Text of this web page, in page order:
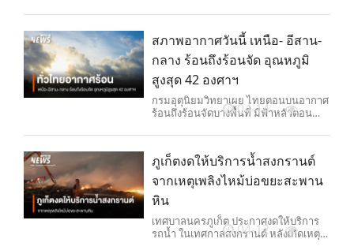
และผส
สภาพอากาศวันนี้ เหนือ- อีสาน-
กลาง ร้อนถึงร้อนจัด อุณหภูมิ
สูงสุด 42 องศาฯ
กรมอุตุนิยมวิทยาเผย ไทยตอนบนอากาศ
ร้อนถึงร้อนจัดบางพื้นที่ มีฟ้าหลัวตอน
สูงสุด 41-42 องศาเซลเซียส ขณะที่ภาคใต้
ร้อนตอนกลางวันและมีฝนฟ้าคะนองบาง
แห่ง ส่วนกรุงเทพฯ และปริมณฑล อากาศ
ร้อนโดยทั่วไปและร้อนจัดบางพื้นที่
04-14
ภูเก็ตงดให้บริการน้ำสงกรานต์
จากเหตุเพลิงไหม้บ่อขยะสะพาน
หิน
เทศบาลนครภูเก็ต ประกาศงดให้บริการ
รถน้ำ ในเทศกาลสงกรานต์ หลังเกิดเหตุ
04-12